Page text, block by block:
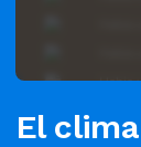
El clima